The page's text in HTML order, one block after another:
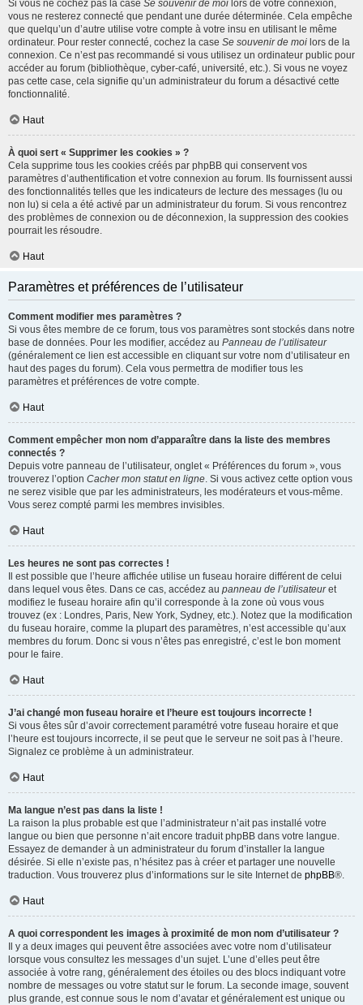
Si vous ne cochez pas la case Se souvenir de moi lors de votre connexion,
vous ne resterez connecté que pendant une durée déterminée. Cela empêche
que quelqu’un d’autre utilise votre compte à votre insu en utilisant le même
ordinateur. Pour rester connecté, cochez la case Se souvenir de moi lors de la
connexion. Ce n’est pas recommandé si vous utilisez un ordinateur public pour
accéder au forum (bibliothèque, cyber-café, université, etc.). Si vous ne voyez
pas cette case, cela signifie qu’un administrateur du forum a désactivé cette
fonctionnalité.
Haut
À quoi sert « Supprimer les cookies » ?
Cela supprime tous les cookies créés par phpBB qui conservent vos
paramètres d’authentification et votre connexion au forum. Ils fournissent aussi
des fonctionnalités telles que les indicateurs de lecture des messages (lu ou
non lu) si cela a été activé par un administrateur du forum. Si vous rencontrez
des problèmes de connexion ou de déconnexion, la suppression des cookies
pourrait les résoudre.
Haut
Paramètres et préférences de l’utilisateur
Comment modifier mes paramètres ?
Si vous êtes membre de ce forum, tous vos paramètres sont stockés dans notre
base de données. Pour les modifier, accédez au Panneau de l’utilisateur
(généralement ce lien est accessible en cliquant sur votre nom d’utilisateur en
haut des pages du forum). Cela vous permettra de modifier tous les
paramètres et préférences de votre compte.
Haut
Comment empêcher mon nom d’apparaître dans la liste des membres
connectés ?
Depuis votre panneau de l’utilisateur, onglet « Préférences du forum », vous
trouverez l’option Cacher mon statut en ligne. Si vous activez cette option vous
ne serez visible que par les administrateurs, les modérateurs et vous-même.
Vous serez compté parmi les membres invisibles.
Haut
Les heures ne sont pas correctes !
Il est possible que l’heure affichée utilise un fuseau horaire différent de celui
dans lequel vous êtes. Dans ce cas, accédez au panneau de l’utilisateuret
modifiez le fuseau horaire afin qu’il corresponde à la zone où vous vous
trouvez (ex : Londres, Paris, New York, Sydney, etc.). Notez que la modification
du fuseau horaire, comme la plupart des paramètres, n’est accessible qu’aux
membres du forum. Donc si vous n’êtes pas enregistré, c’est le bon moment
pour le faire.
Haut
J’ai changé mon fuseau horaire et l’heure est toujours incorrecte !
Si vous êtes sûr d’avoir correctement paramétré votre fuseau horaire et que
l’heure est toujours incorrecte, il se peut que le serveur ne soit pas à l’heure.
Signalez ce problème à un administrateur.
Haut
Ma langue n’est pas dans la liste !
La raison la plus probable est que l’administrateur n’ait pas installé votre
langue ou bien que personne n’ait encore traduit phpBB dans votre langue.
Essayez de demander à un administrateur du forum d’installer la langue
désirée. Si elle n’existe pas, n’hésitez pas à créer et partager une nouvelle
traduction. Vous trouverez plus d’informations sur le site Internet de phpBB®.
Haut
A quoi correspondent les images à proximité de mon nom d’utilisateur ?
Il y a deux images qui peuvent être associées avec votre nom d’utilisateur
lorsque vous consultez les messages d’un sujet. L’une d’elles peut être
associée à votre rang, généralement des étoiles ou des blocs indiquant votre
nombre de messages ou votre statut sur le forum. La seconde image, souvent
plus grande, est connue sous le nom d’avatar et généralement est unique ou